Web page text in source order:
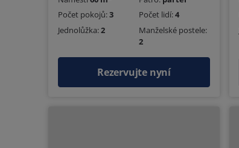
Počet pokojů:3 Počet lidí:4
Jednolůžka:2
Manželské postele:
2
Rezervujte nyní